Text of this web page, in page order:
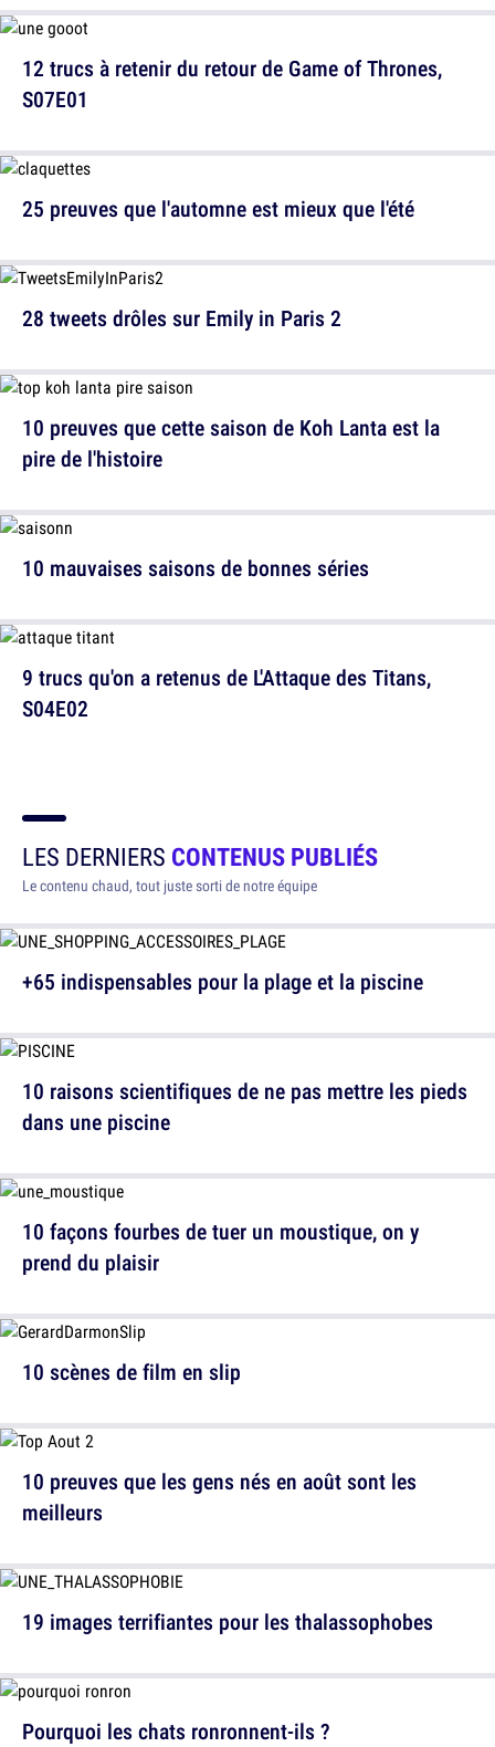
25 preuves que l'automne est mieux que l'été
10 preuves que cette saison de Koh Lanta est la
pire de l'histoire
9 trucs qu'on a retenus de L'Attaque des Titans,
S04E02
12 trucs à retenir du retour de Game of Thrones,
S07E01
28 tweets drôles sur Emily in Paris 2
10 mauvaises saisons de bonnes séries
LES DERNIERS CONTENUS PUBLIÉS
Le contenu chaud, tout juste sorti de notre équipe
+65 indispensables pour la plage et la piscine
10 façons fourbes de tuer un moustique, on y
prend du plaisir
10 preuves que les gens nés en août sont les
meilleurs
Pourquoi les chats ronronnent-ils ?
10 raisons scientifiques de ne pas mettre les pieds
dans une piscine
10 scènes de film en slip
19 images terrifiantes pour les thalassophobes